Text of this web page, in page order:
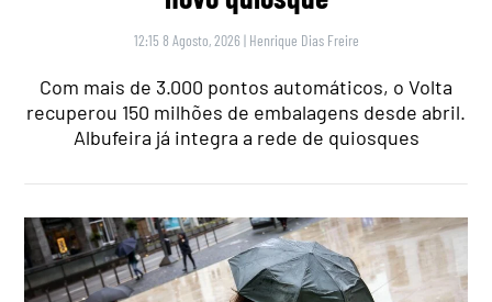
12:15 8 Agosto, 2026 | Henrique Dias Freire
Com mais de 3.000 pontos automáticos, o Volta
recuperou 150 milhões de embalagens desde abril.
Albufeira já integra a rede de quiosques